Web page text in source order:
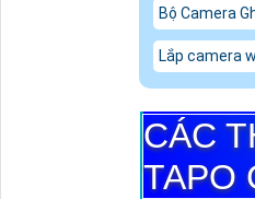
Bộ Camera
Lắp camera
CÁC
TAPO